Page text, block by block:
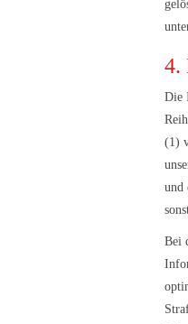
4.
Die
(1)
und
Bei